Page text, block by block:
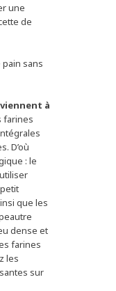
une
de
sans
à
farines
D’où
: le
que les
dense et
farines
les
sur